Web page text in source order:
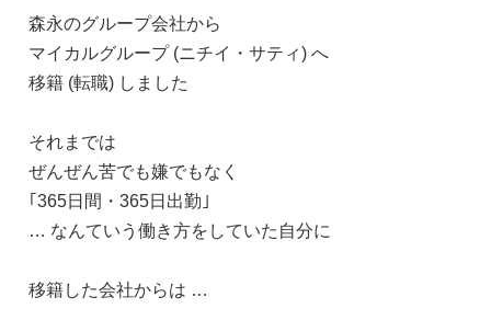
森永のグループ会社から
マイカルグループ (ニチイ・サティ) へ
移籍 (転職) しました
それまでは
ぜんぜん苦でも嫌でもなく
｢365日間・365日出勤｣
… なんていう働き方をしていた自分に
移籍した会社からは …